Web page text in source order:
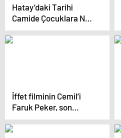
Hatay’daki Tarihi
Camide Çocuklara Ney
Dersi
İffet filminin Cemil’i
Faruk Peker, son
haliyle şaşırttı